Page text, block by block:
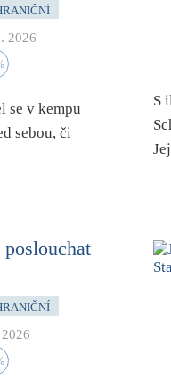
2026
se v kempu
sebou, či
S